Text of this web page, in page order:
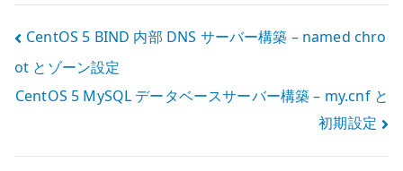
投
稿
ナ
ビ
CentOS 5 BIND 内部 DNS サーバー構築 – named chro
ot とゾーン設定
CentOS 5 MySQL データベースサーバー構築 – my.cnf と
初期設定